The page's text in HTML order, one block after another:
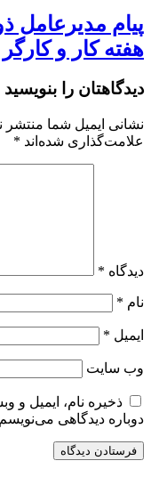
پیام مدیرعامل
هفته کار و کارگر
دیدگاهتان را بنویسید
نشانی ایمیل شما منتشر
علامت‌گذاری شده‌اند *
دیدگاه *
نام *
ایمیل *
وب‌ سایت
ذخیره نام، ایمیل و
دوباره دیدگاهی